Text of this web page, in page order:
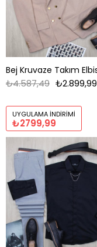
₺2.899,99
₺4.587,49
UYGULAMA İNDIRIMI
₺2799,99